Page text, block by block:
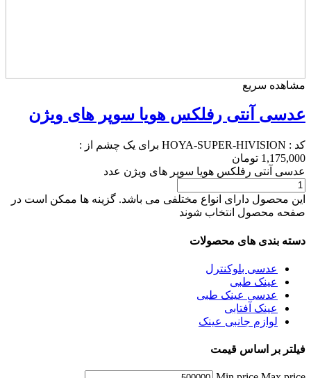
مشاهده سریع
عدسی آنتی رفلکس هویا سوپر های ویژن
کد : HOYA-SUPER-HIVISION برای یک چشم از :
1,175,000 تومان
عدسی آنتی رفلکس هویا سوپر های ویژن عدد
این محصول دارای انواع مختلفی می باشد. گزینه ها ممکن است در
صفحه محصول انتخاب شوند
دسته بندی های محصولات
عدسی بلوکنترل
عینک طبی
عدسی عینک طبی
عینک آفتابی
لوازم جانبی عینک
فیلتر بر اساس قیمت